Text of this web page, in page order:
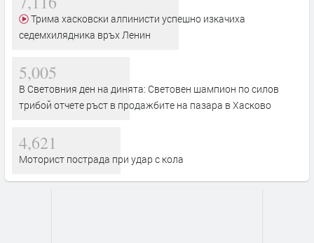
седемхилядника връх Ленин
5,005
В Световния ден на динята: Световен шампион по силов
трибой отчете ръст в продажбите на пазара в Хасково
4,621
Моторист пострада при удар с кола